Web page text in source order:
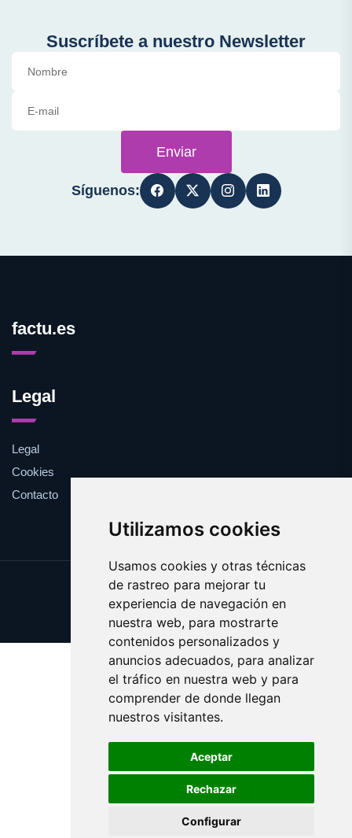
Utilizamos cookies
Usamos cookies y otras técnicas
de rastreo para mejorar tu
experiencia de navegación en
nuestra web, para mostrarte
contenidos personalizados y
anuncios adecuados, para analizar
el tráfico en nuestra web y para
comprender de donde llegan
nuestros visitantes.
Aceptar
Rechazar
Configurar
Suscríbete a nuestro Newsletter
Enviar
Síguenos:
factu.es
Legal
Legal
Cookies
Contacto
Update cookies preferences
Copyright © 2025 factu.es